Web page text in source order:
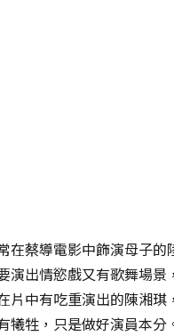
在蔡導電影中飾演母子的
演出情慾戲又有歌舞場
片中有吃重演出的陳湘
犧牲，只是做好演員本